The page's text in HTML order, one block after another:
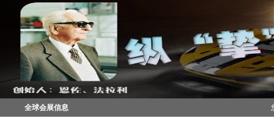
全球会展信息